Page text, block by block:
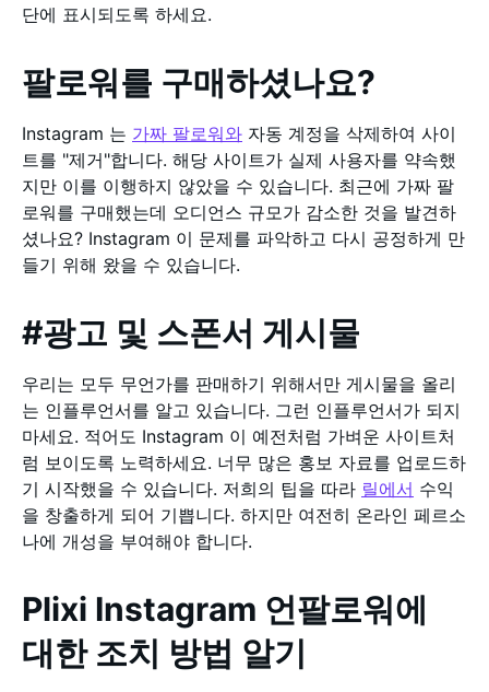
단에 표시되도록 하세요.
팔로워를 구매하셨나요?
Instagram 는 가짜 팔로워와 자동 계정을 삭제하여 사이
트를 "제거"합니다. 해당 사이트가 실제 사용자를 약속했
지만 이를 이행하지 않았을 수 있습니다. 최근에 가짜 팔
로워를 구매했는데 오디언스 규모가 감소한 것을 발견하
셨나요? Instagram 이 문제를 파악하고 다시 공정하게 만
들기 위해 왔을 수 있습니다.
#광고 및 스폰서 게시물
우리는 모두 무언가를 판매하기 위해서만 게시물을 올리
는 인플루언서를 알고 있습니다. 그런 인플루언서가 되지
마세요. 적어도 Instagram 이 예전처럼 가벼운 사이트처
럼 보이도록 노력하세요. 너무 많은 홍보 자료를 업로드하
기 시작했을 수 있습니다. 저희의 팁을 따라 릴에서 수익
을 창출하게 되어 기쁩니다. 하지만 여전히 온라인 페르소
나에 개성을 부여해야 합니다.
Plixi Instagram 언팔로워에
대한 조치 방법 알기